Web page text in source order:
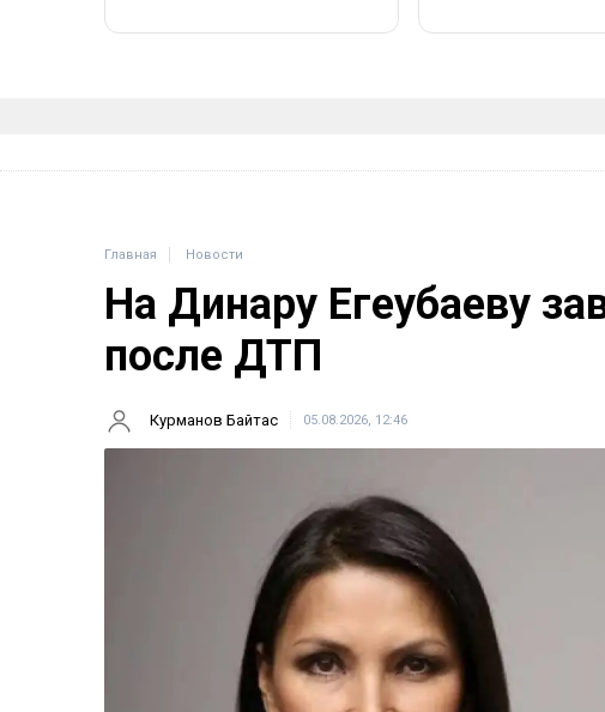
Главная Новости
На Динару Егеубаеву
после ДТП
Курманов Байтас 05.08.2026, 12:46